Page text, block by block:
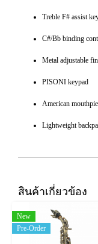
Treble F# assist
C#/Bb binding
Metal adjustable
PISONI keypad
American
Lightweight
สินค้าเกี่ยวข้อง
New
Pre-Order